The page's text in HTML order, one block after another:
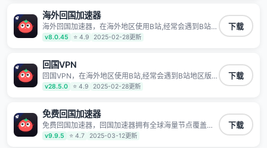
不泄露 阻止第三方对数据进行窃取和监听
海外回国加速器
海外回国加速器，在海外地区使用B站,经常会遇到B站地
区版权限制/网络IP屏蔽,缓冲卡顿等问题,使用我们的哔
哩哔哩专用回国VPN,可加速解决各类网络问题,一键网络
7*24小时服务。
v8.0.45 ⭐ 4.9 2025-02-28更新
下载
回国VPN
回国VPN，在海外地区使用B站,经常会遇到B站地区版权
限制/网络IP屏蔽,缓冲卡顿等问题,使用我们的哔哩哔哩
专用回国VPN,可加速解决各类网络问题,一键网络回国,
时服务。
v28.5.0 ⭐ 4.9 2025-02-28更新
下载
免费回国加速器
免费回国加速器，回国加速器拥有全球海量节点覆盖，
运营商专线不卡顿超稳定，专为海外华人和留学生打
造，帮助海外华人免除地域限制，随时高速稳定低延迟
v9.9.5 ⭐ 4.7 2025-03-12更新
下载